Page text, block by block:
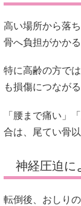
高い場所から落
骨へ負担がかか
特に高齢の方で
も損傷につなが
「腰まで痛い」
合は、尾てい骨
神経圧迫に
転倒後、おしり